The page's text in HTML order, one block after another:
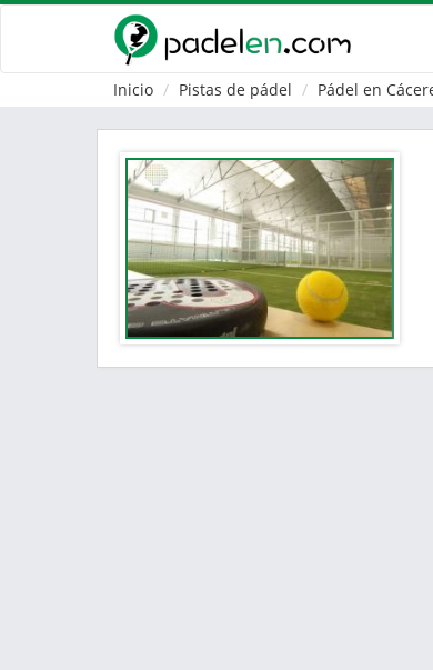
Inicio Pistas de pádel Pádel en